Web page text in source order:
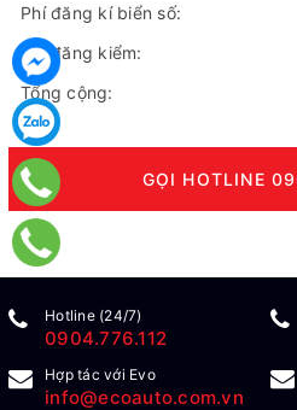
Phí đăng kí biển số:
Phí đăng kiểm:
Tổng cộng:
GỌI HOTLINE
Hotline (24/7)
0904.776.112
Hợp tác với Evo
info@ecoauto.com.vn